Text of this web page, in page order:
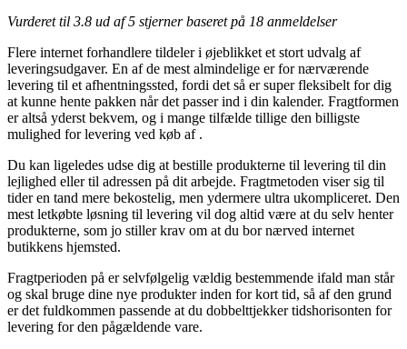
Vurderet til 3.8 ud af 5 stjerner baseret på 18 anmeldelser
Flere internet forhandlere tildeler i øjeblikket et stort udvalg af
leveringsudgaver. En af de mest almindelige er for nærværende
levering til et afhentningssted, fordi det så er super fleksibelt for dig
at kunne hente pakken når det passer ind i din kalender. Fragtformen
er altså yderst bekvem, og i mange tilfælde tillige den billigste
mulighed for levering ved køb af .
Du kan ligeledes udse dig at bestille produkterne til levering til din
lejlighed eller til adressen på dit arbejde. Fragtmetoden viser sig til
tider en tand mere bekostelig, men ydermere ultra ukompliceret. Den
mest letkøbte løsning til levering vil dog altid være at du selv henter
produkterne, som jo stiller krav om at du bor nærved internet
butikkens hjemsted.
Fragtperioden på er selvfølgelig vældig bestemmende ifald man står
og skal bruge dine nye produkter inden for kort tid, så af den grund
er det fuldkommen passende at du dobbelttjekker tidshorisonten for
levering for den pågældende vare.